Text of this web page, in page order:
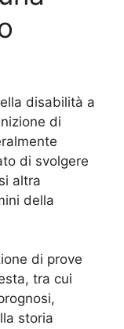
disabilità a
di
di svolgere
altra
della
di prove
tra cui
storia